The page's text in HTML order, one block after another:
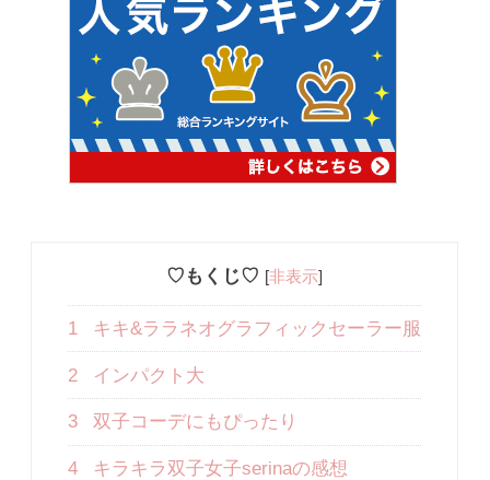
♡もくじ♡ [非表示]
1 キキ&ララネオグラフィックセーラー服
2 インパクト大
3 双子コーデにもぴったり
4 キラキラ双子女子serinaの感想